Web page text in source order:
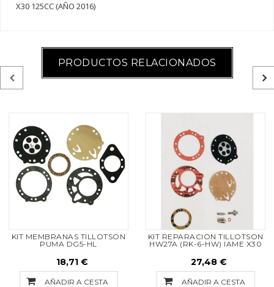
X30 125CC (AÑO 2016)
PRODUCTOS RELACIONADOS
KIT MEMBRANAS TILLOTSON
PUMA DG5-HL
18,71 €
AÑADIR A CESTA
KIT REPARACION TILLOTSON
HW27A (RK-6-HW) IAME X30
27,48 €
AÑADIR A CESTA